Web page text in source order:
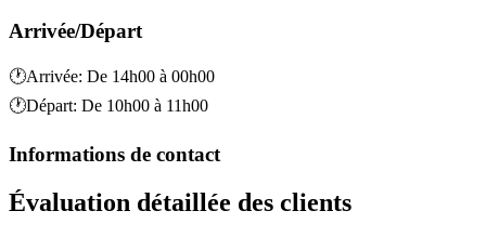
Arrivée/Départ
🕐Arrivée: De 14h00 à 00h00
🕐Départ: De 10h00 à 11h00
Informations de contact
Évaluation détaillée des clients